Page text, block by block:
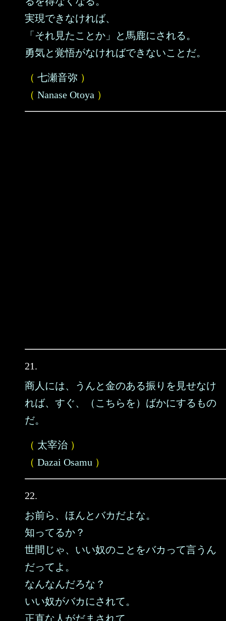
実現できなければ、
「それ見たことか」と馬鹿にされる。
勇気と覚悟がなければできないことだ。
（ 七瀬音弥 ）
（ Nanase Otoya ）
21.
商人には、うんと金のある振りを見せなけ
れば、すぐ、（こちらを）ばかにするもの
だ。
（ 太宰治 ）
（ Dazai Osamu ）
22.
お前ら、ほんとバカだよな。
知ってるか？
世間じゃ、いい奴のことをバカって言うん
だってよ。
なんなんだろな？
いい奴がバカにされて。
正直な人がだまされて。